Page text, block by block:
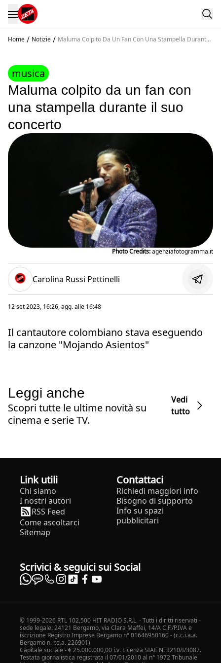
Home / Notizie / Maluma Colpito Da Un Fan Con Una Stampella Durante
musica
Maluma colpito da un fan con
una stampella durante il suo
concerto
Photo Credits:agenziafotogramma.it
Carolina Russi Pettinelli
12 set 2023, 16:26, agg. alle 16:48
Il cantautore colombiano stava eseguendo
la canzone "Mojando Asientos"
Leggi anche
Scopri tutte le ultime novità su
cinema e serie TV.
Vedi
tutto
Link utili
Chi siamo
I nostri autori
RSS Feed
Come ascoltarci
Sitemap
Contattaci
Richiedi maggiori info
Bisogno di supporto
Info su spazi
pubblicitari
Scrivici & seguici sui Social
© 1999-2026 RTL 102,500 HIT RADIO S.R.L. - Tutti i diritti riservati -
sede legale: 24121 Bergamo, via Clara Maffei, 14/A C.F./P.IVA e
iscrizione Registro Imprese Bergamo n° 01646950160 - (c.c.i.a.a.
Bergamo n. r.e.a. 226901)
Capitale sociale - € 25.000.000,00 i.v. Licenza SIAE N. 3210/I/3087.
Testata giornalistica registrata il 07/01/2010 al n° 1972 Tribunale